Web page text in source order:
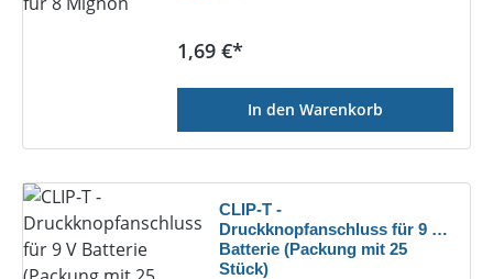
Regulärer Preis:
1,69 €*
In den Warenkorb
CLIP-T -
Druckknopfanschluss für 9 V
Batterie (Packung mit 25
Stück)